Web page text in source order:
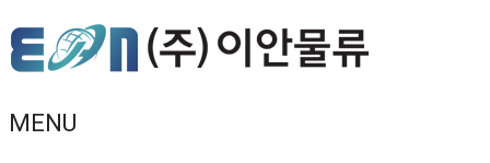
MENU